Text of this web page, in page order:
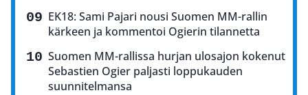
EK18: Sami Pajari nousi Suomen MM-rallin
kärkeen ja kommentoi Ogierin tilannetta
Suomen MM-rallissa hurjan ulosajon kokenut
Sebastien Ogier paljasti loppukauden
suunnitelmansa